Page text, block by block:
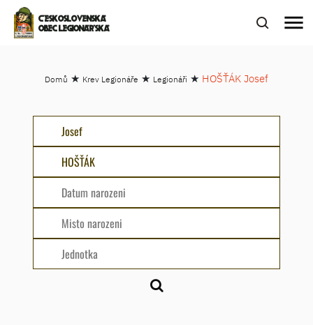
ČESKOSLOVENSKÁ
OBEC LEGIONÁŘSKÁ
menu
Domů ★ Krev Legionáře ★ Legionáři ★ HOŠŤÁK Josef